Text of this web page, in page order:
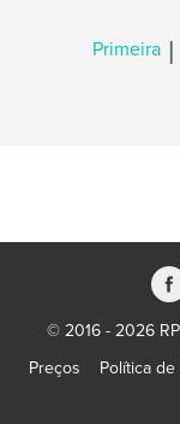
Primeira |
© 2016 - 2026
Preços
Política